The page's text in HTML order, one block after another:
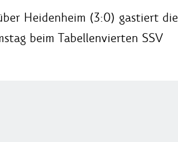
Heidenheim (3:0) gastiert die
beim Tabellenvierten SSV